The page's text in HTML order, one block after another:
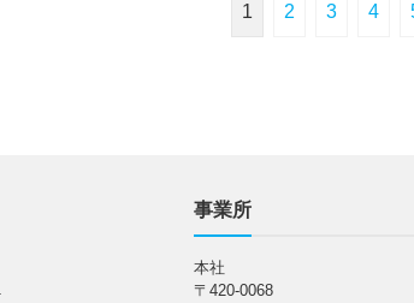
1 2 3 4
事業所
本社
〒420-0068